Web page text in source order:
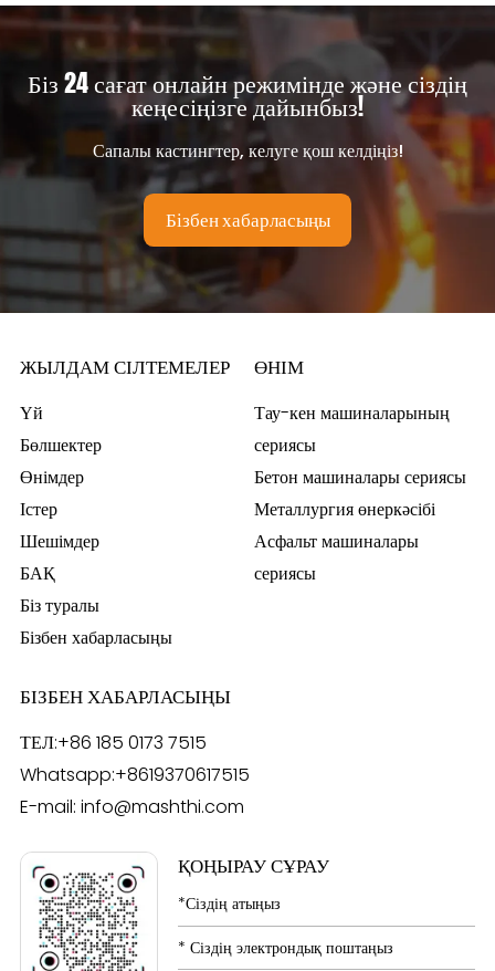
Біз 24 сағат онлайн режимінде және сіздің
кеңесіңізге дайынбыз!
Сапалы кастингтер, келуге қош келдіңіз!
Бізбен хабарласыңы
ЖЫЛДАМ СІЛТЕМЕЛЕР
Үй
Бөлшектер
Өнімдер
Істер
Шешімдер
БАҚ
Біз туралы
Бізбен хабарласыңы
ӨНІМ
Тау-кен машиналарының
сериясы
Бетон машиналары сериясы
Металлургия өнеркәсібі
Асфальт машиналары
сериясы
БІЗБЕН ХАБАРЛАСЫҢЫ
ТЕЛ:+86 185 0173 7515
Whatsapp:+8619370617515
E-mail: info@mashthi.com
ҚОҢЫРАУ СҰРАУ